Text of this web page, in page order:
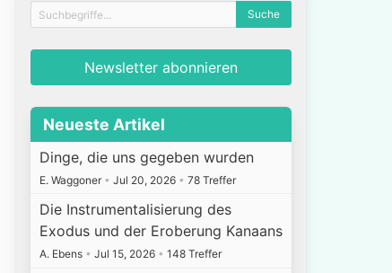
Newsletter abonnieren
Neueste Artikel
Dinge, die uns gegeben wurden
E. Waggoner • Jul 20, 2026 • 78 Treffer
Die Instrumentalisierung des
Exodus und der Eroberung Kanaans
A. Ebens • Jul 15, 2026 • 148 Treffer